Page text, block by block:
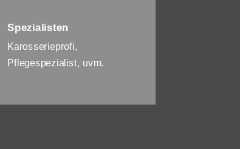
Spezialisten
Karosserieprofi,
Pflegespezialist, uvm.